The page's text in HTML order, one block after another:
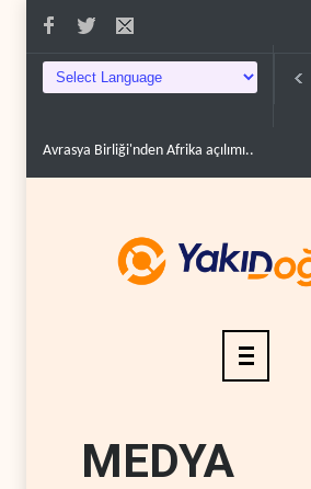
Avrasya Birliği'nden Afrika açılımı..
MEDYA